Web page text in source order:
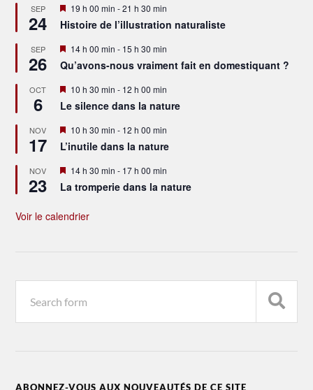
SEP
24
Mis
avant
19 h 00 min -21 h 30 min
Histoire de l’illustration naturaliste
SEP
26
Mis
en
avant
14 h 00 min - 15 h 30 min
Qu’avons-nous vraiment fait en domestiquant ?
OCT
6
Mis
avant
10 h 30 min - 12 h 00 min
Le silence dans la nature
NOV
17
Mis
avant
10 h 30 min - 12 h 00 min
L’inutile dans la nature
NOV
23
Mis
avant
14 h 30 min - 17 h 00 min
La tromperie dans la nature
Voir le calendrier
ABONNEZ-VOUS AUX NOUVEAUTÉS DE CE SITE